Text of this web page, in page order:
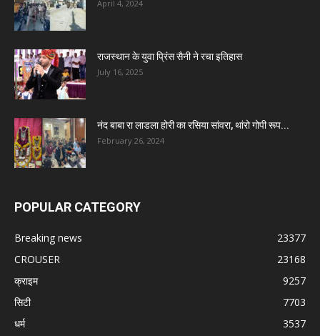
April 4, 2024
राजस्थान के युवा प्रिंस सैनी ने रचा इतिहास
July 16, 2025
नंद बाबा रा लाडला होरी का रसिया सांवरा, थांरो गोपी रूप...
February 26, 2024
POPULAR CATEGORY
Breaking news
23377
CROUSER
23168
क्राइम
9257
सिटी
7703
धर्म
3537